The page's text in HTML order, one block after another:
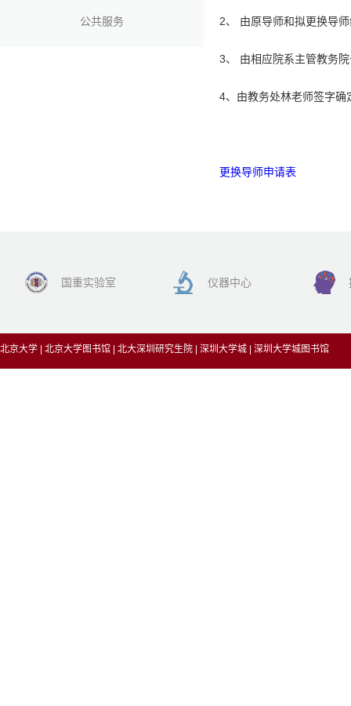
公共服务 2、 由原导师和拟更换导
3、 由相应院系主管教务
4、由教务处林老师签字确
更换导师申请表
国重实验室 仪器中心
北京大学 北京大学图书馆 北大深圳研究生院 深圳大学城 深圳大学城图书馆